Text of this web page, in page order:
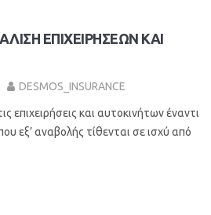
ΕΠΙΧΕΙΡΗΣΕΩΝ ΚΑΙ
DESMOS_INSURANCE
επιχειρήσεις και αυτοκινήτων έναντι
εξ’ αναβολής τίθενται σε ισχύ από